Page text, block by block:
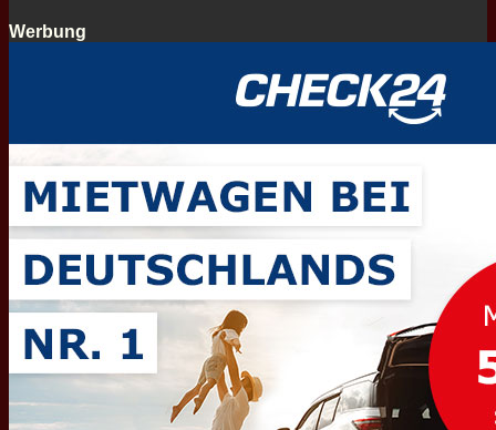
Werbung